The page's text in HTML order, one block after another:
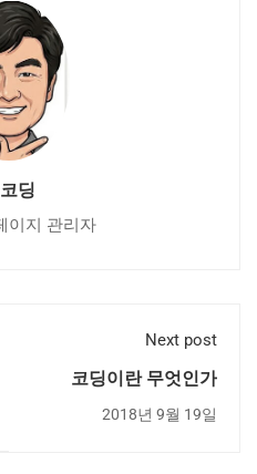
딩
이지 관리자
Next post
코딩이란 무엇인가
2018년 9월 19일